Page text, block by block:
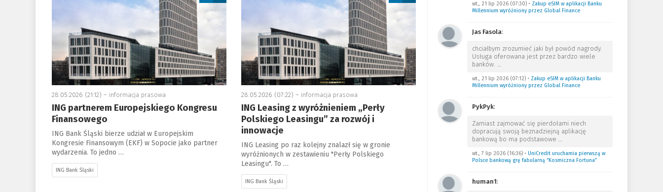
28.05.2026 (21:12) – informacja prasowa
ING partnerem Europejskiego Kongresu
Finansowego
ING Bank Śląski bierze udział w Europejskim
Kongresie Finansowym (EKF) w Sopocie jako partner
wydarzenia. To jedno …
ING Bank Śląski
28.05.2026 (07:22) – informacja prasowa
ING Leasing z wyróżnieniem „Perły
Polskiego Leasingu” za rozwój i
innowacje
ING Leasing po raz kolejny znalazł się w gronie
wyróżnionych w zestawieniu "Perły Polskiego
Leasingu". To …
ING Bank Śląski
wt., 21 lip 2026 (07:30)• Zakup eSIM w aplikacji Banku
Millennium wyróżniony przez Global Finance
Jas Fasola:
chciałbym zrozumieć jaki był powód nagrody.
Usługa oferowana jest przez bardzo wiele
banków. …
wt., 21 lip 2026 (07:12)• Zakup eSIM w aplikacji Banku
Millennium wyróżniony przez Global Finance
PykPyk:
Zamiast zajmować się pierdołami niech
dopracują swoją beznadziejną aplikację
bankową bo ma podstawowe …
wt., 7 lip 2026 (16:36)• UniCredit uruchamia pierwszą w
Polsce bankową grę fabularną “Kosmiczna Fortuna”
human1: